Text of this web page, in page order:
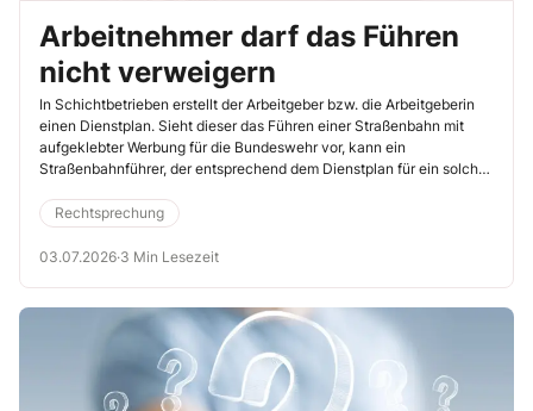
Arbeitnehmer darf das Führen
nicht verweigern
In Schichtbetrieben erstellt der Arbeitgeber bzw. die Arbeitgeberin
einen Dienstplan. Sieht dieser das Führen einer Straßenbahn mit
aufgeklebter Werbung für die Bundeswehr vor, kann ein
Straßenbahnführer, der entsprechend dem Dienstplan für ein solches
zwar auch dann nicht, wenn er das mit einer Gewissensnot
begründet (Arbeitsgericht München, 20.5.2026, Az. 4 Ca 15395/25).
Rechtsprechung
03.07.2026·3 Min Lesezeit